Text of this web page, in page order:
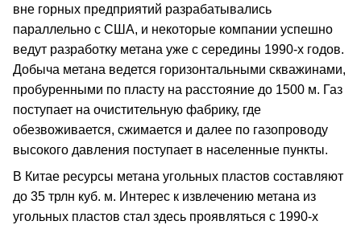
вне горных предприятий разрабатывались
параллельно с США, и некоторые компании успешно
ведут разработку метана уже с середины 1990-х годов.
Добыча метана ведется горизонтальными скважинами,
пробуренными по пласту на расстояние до 1500 м. Газ
поступает на очистительную фабрику, где
обезвоживается, сжимается и далее по газопроводу
высокого давления поступает в населенные пункты.
В Китае ресурсы метана угольных пластов составляют
до 35 трлн куб. м. Интерес к извлечению метана из
угольных пластов стал здесь проявляться с 1990-х